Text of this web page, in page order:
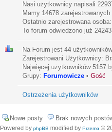
Nasi użytkownicy napisali
Mamy 14678
Ostatnio zarejestrowana osoba:
To forum odwiedzono już
Na Forum jest 44
Zarejestrowani Użytkownicy:
Najwięcej użytkowników 5157
Grupy: Forumowicze • Gość
Ostrzeżenia użytkowników
Nowe posty Brak nowych
Powered by phpBB modified by Przemo ©